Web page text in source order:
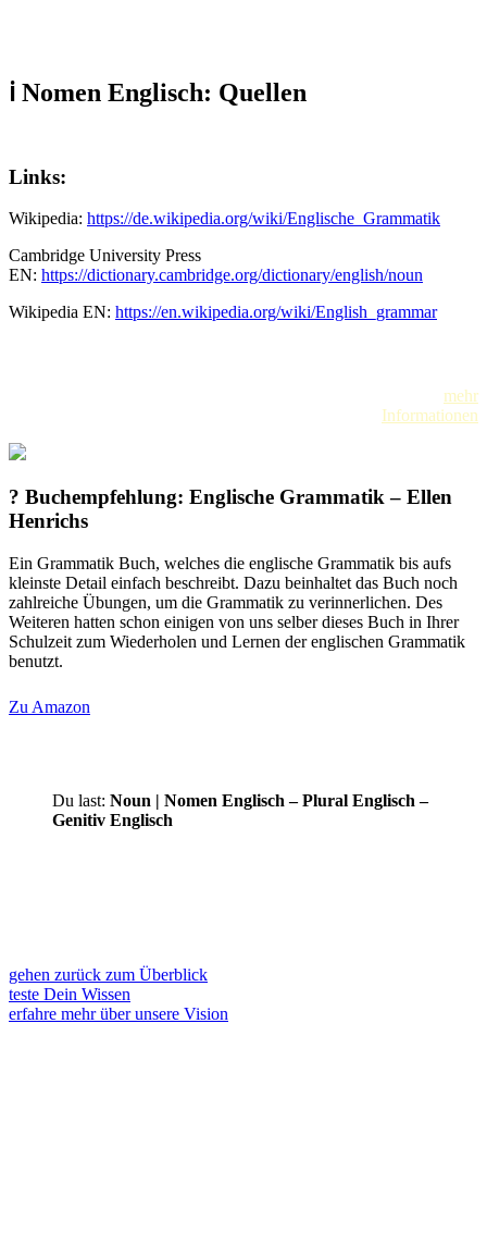
ℹ️ Nomen Englisch: Quellen
Links:
Wikipedia: https://de.wikipedia.org/wiki/Englische_Grammatik
Cambridge University Press
EN: https://dictionary.cambridge.org/dictionary/english/noun
Wikipedia EN: https://en.wikipedia.org/wiki/English_grammar
mehr
Informationen
? Buchempfehlung: Englische Grammatik – Ellen
Henrichs
Ein Grammatik Buch, welches die englische Grammatik bis aufs
kleinste Detail einfach beschreibt. Dazu beinhaltet das Buch noch
zahlreiche Übungen, um die Grammatik zu verinnerlichen. Des
Weiteren hatten schon einigen von uns selber dieses Buch in Ihrer
Schulzeit zum Wiederholen und Lernen der englischen Grammatik
benutzt.
Zu Amazon
Du last: Noun | Nomen Englisch – Plural Englisch –
Genitiv Englisch
gehen zurück zum Überblick
teste Dein Wissen
erfahre mehr über unsere Vision